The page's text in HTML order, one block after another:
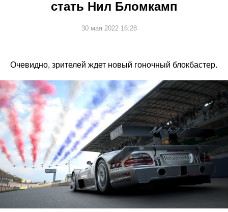
стать Нил Бломкамп
30 мая 2022 16:28
Очевидно, зрителей ждет новый гоночный блокбастер.